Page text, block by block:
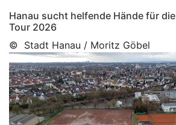
Hanau sucht helfende Hände für
Tour 2026
© Stadt Hanau / Moritz Göbel